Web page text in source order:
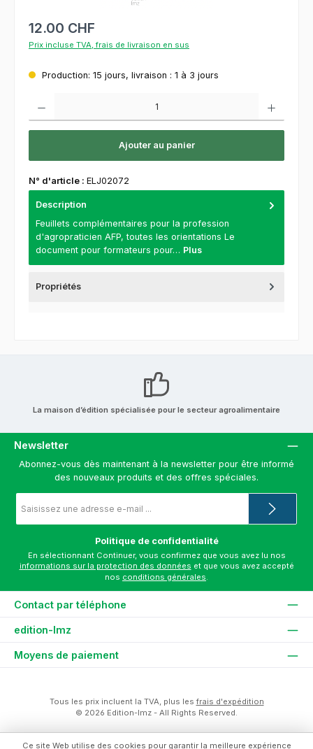
12.00 CHF
Prix incluse TVA, frais de livraison en sus
Production: 15 jours, livraison : 1 à 3 jours
Ajouter au panier
N° d'article : ELJ02072
Description
Feuillets complémentaires pour la profession
d'agropraticien AFP, toutes les orientations Le
document pour formateurs pour… Plus
Propriétés
La maison d’édition spécialisée pour le secteur agroalimentaire
Newsletter
Abonnez-vous dès maintenant à la newsletter pour être informé
des nouveaux produits et des offres spéciales.
e-
*
Politique de confidentialité
informations sur la protection des données et que vous avez accepté
nos conditions générales
Contact par téléphone
edition-lmz
Moyens de paiement
Tous les prix incluent la TVA, plus lesfrais d'expédition
© 2026 Edition-lmz - All Rights Reserved.
Ce site Web utilise des cookies pour garantir la meilleure expérience